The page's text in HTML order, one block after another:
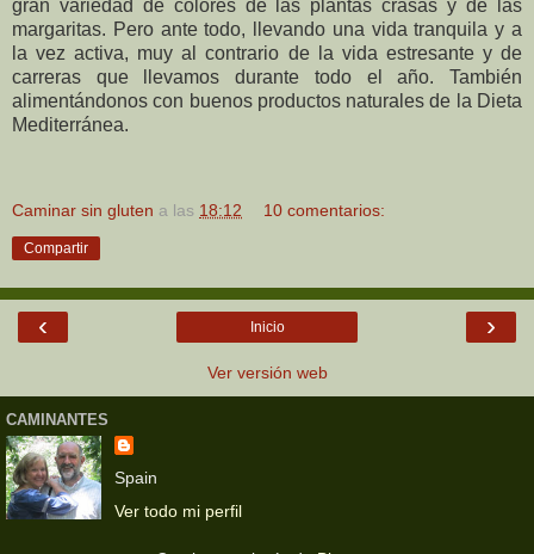
gran variedad de colores de las plantas crasas y de las
margaritas. Pero ante todo, llevando una vida tranquila y a
la vez activa, muy al contrario de la vida estresante y de
carreras que llevamos durante todo el año. También
alimentándonos con buenos productos naturales de la Dieta
Mediterránea.
Caminar sin gluten a las 18:12 10 comentarios:
Compartir
‹ ›
Inicio
Ver versión web
CAMINANTES
Spain
Ver todo mi perfil